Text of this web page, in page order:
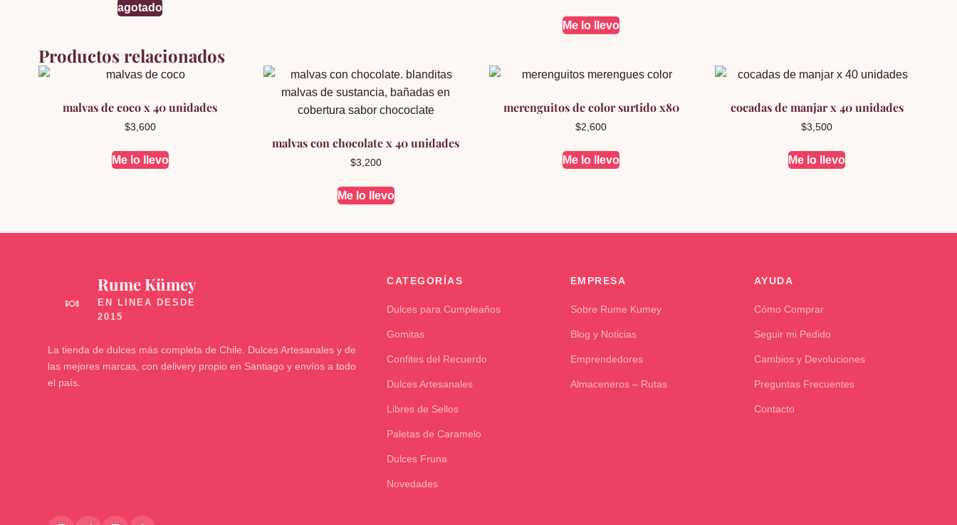
agotado
Me lo llevo
Productos relacionados
malvas de coco x 40 unidades
$3,600
Me lo llevo
malvas con chocolate x 40 unidades
$3,200
Me lo llevo
merenguitos de color surtido x80
$2,600
Me lo llevo
cocadas de manjar x 40 unidades
$3,500
Me lo llevo
🍬
Rume Kümey
La tienda de dulces más completa de Chile. Dulces Artesanales y de
las mejores marcas, con delivery propio en Santiago y envíos a todo
el país.
CATEGORÍAS
Dulces para Cumpleaños
Gomitas
Confites del Recuerdo
Dulces Artesanales
Libres de Sellos
Paletas de Caramelo
Dulces Fruna
Novedades
EMPRESA
Sobre Rume Kumey
Blog y Noticias
Emprendedores
Almaceneros – Rutas
AYUDA
Cómo Comprar
Seguir mi Pedido
Cambios y Devoluciones
Preguntas Frecuentes
Contacto